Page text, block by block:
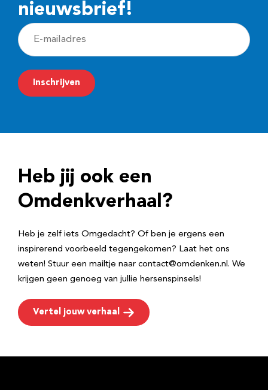
nieuwsbrief!
E
-
m
a
r
e
Inschrijven
Heb jij ook een
Omdenkverhaal?
Heb je zelf iets Omgedacht? Of ben je ergens een
inspirerend voorbeeld tegengekomen? Laat het ons
weten! Stuur een mailtje naar contact@omdenken.nl. We
krijgen geen genoeg van jullie hersenspinsels!
Vertel jouw verhaal